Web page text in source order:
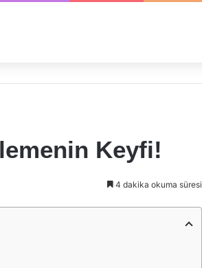
Keyfi!
4 dakika okuma süresi